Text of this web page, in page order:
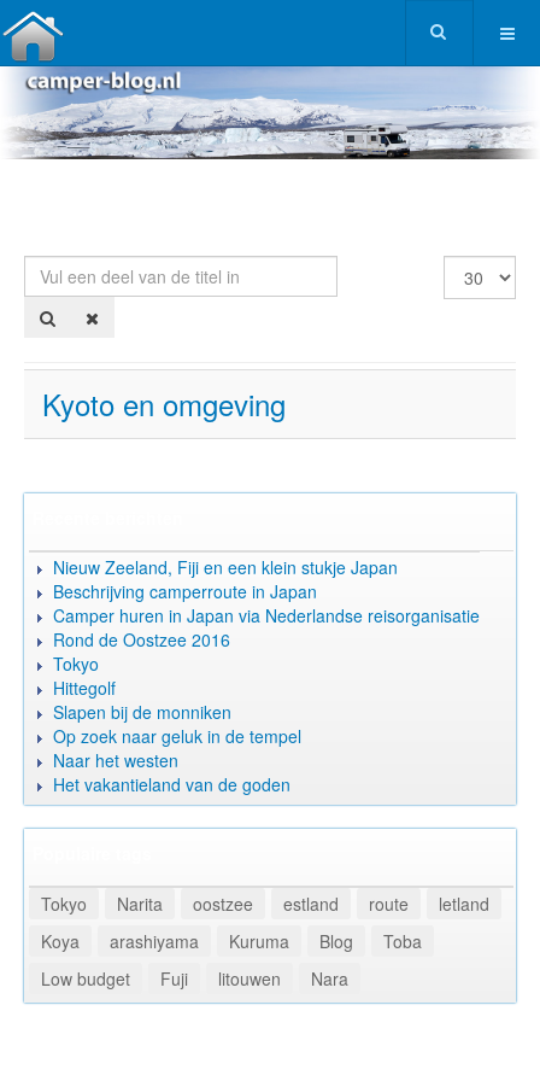
Vul een deel van de titel in
Kyoto en omgeving
Nieuw Zeeland, Fiji en een klein stukje Japan
Beschrijving camperroute in Japan
Camper huren in Japan via Nederlandse reisorganisatie
Rond de Oostzee 2016
Tokyo
Hittegolf
Slapen bij de monniken
Op zoek naar geluk in de tempel
Naar het westen
Het vakantieland van de goden
Tokyo Narita oostzee estland route
letland
Koya
arashiyama Kuruma Blog
Toba
Low budget
Fuji litouwen Nara